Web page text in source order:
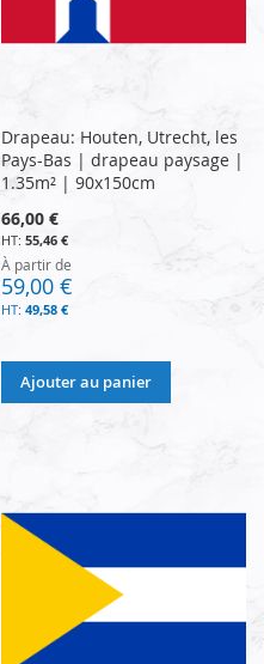
Drapeau: Houten, Utrecht, les
Pays-Bas | drapeau paysage |
1.35m² | 90x150cm
66,00 €
55,46 €
À partir de
59,00 €
49,58 €
Ajouter au panier